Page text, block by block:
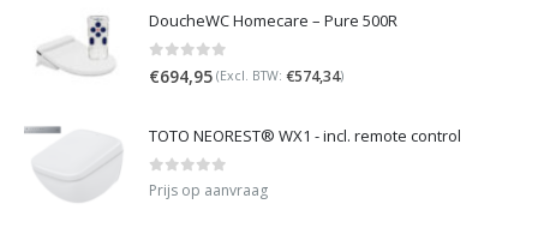
DoucheWC Homecare – Pure 500R
€694,95 (Excl. BTW: €574,34)
TOTO NEOREST® WX1 - incl. remote control
0 out of 5
Prijs op aanvraag